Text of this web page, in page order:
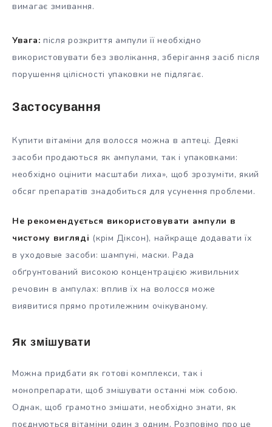
вимагає змивання.
Увага: після розкриття ампули її необхідно
використовувати без зволікання, зберігання засіб після
порушення цілісності упаковки не підлягає.
Застосування
Купити вітаміни для волосся можна в аптеці. Деякі
засоби продаються як ампулами, так і упаковками:
необхідно оцінити масштаби лиха», щоб зрозуміти, який
обсяг препаратів знадобиться для усунення проблеми.
Не рекомендується використовувати ампули в
чистому вигляді (крім Діксон), найкраще додавати їх
в уходовые засоби: шампуні, маски. Рада
обґрунтований високою концентрацією живильних
речовин в ампулах: вплив їх на волосся може
виявитися прямо протилежним очікуваному.
Як змішувати
Можна придбати як готові комплекси, так і
монопрепарати, щоб змішувати останні між собою.
Однак, щоб грамотно змішати, необхідно знати, як
поєднуються вітаміни один з одним. Розповімо про це